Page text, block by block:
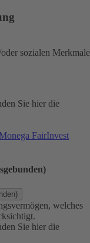
sozialen
Sie hier die
FairInvest
welches
Sie hier die